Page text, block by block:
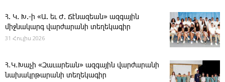
Հ. Կ. Խ.-ի «Ա. եւ Ժ. ­Ճէնազեան» ազգային
միջնակարգ վարժարանի տեղեկագիր
31 Հուլիս 2026
Հ․Կ․Խաչի «Զաւարեան» ազգային վարժարանի
նախակրթարանի տեղեկագիր